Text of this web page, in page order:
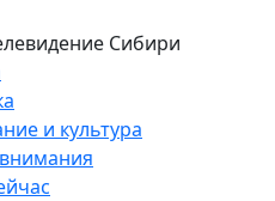
Сибири
и культура